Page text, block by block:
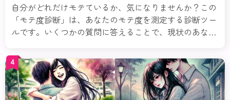
自分がどれだけモテているか、気になりませんか？この
「モテ度診断」は、あなたのモテ度を測定する診断ツー
ルです。いくつかの質問に答えることで、現状のあなた
など「モテ」というテーマを多角的に分析＆アドバイス
します。さあ、自分の魅力を再発見してみましょう！
4